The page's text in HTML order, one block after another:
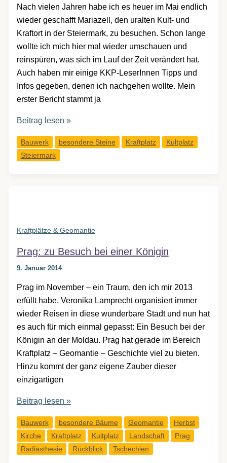
Nach vielen Jahren habe ich es heuer im Mai endlich
wieder geschafft Mariazell, den uralten Kult- und
Kraftort in der Steiermark, zu besuchen. Schon lange
wollte ich mich hier mal wieder umschauen und
reinspüren, was sich im Lauf der Zeit verändert hat.
Auch haben mir einige KKP-LeserInnen Tipps und
Infos gegeben, denen ich nachgehen wollte. Mein
erster Bericht stammt ja
Mariazell:
heilige
Quelle
Beitrag lesen »
Bauwerk besondere Steine Kraftplatz
Kultplatz
Steiermark
Kraftplätze & Geomantie
Prag: zu Besuch bei einer Königin
9. Januar 2014
Prag im November – ein Traum, den ich mir 2013
erfüllt habe. Veronika Lamprecht organisiert immer
wieder Reisen in diese wunderbare Stadt und nun hat
es auch für mich einmal gepasst: Ein Besuch bei der
Königin an der Moldau. Prag hat gerade im Bereich
Kraftplatz – Geomantie – Geschichte viel zu bieten.
Hinzu kommt der ganz eigene Zauber dieser
einzigartigen
Prag:
Besuch
bei
einer
Beitrag lesen »
Bauwerk besondere Bäume Geomantie
Herbst
Kirche
Kraftplatz Kultplatz Landschaft
Prag
Radiästhesie
Rückblick Tschechien